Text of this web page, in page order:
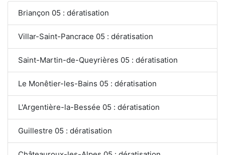
Briançon 05 : dératisation
Villar-Saint-Pancrace 05 : dératisation
Saint-Martin-de-Queyrières 05 : dératisation
Le Monêtier-les-Bains 05 : dératisation
L'Argentière-la-Bessée 05 : dératisation
Guillestre 05 : dératisation